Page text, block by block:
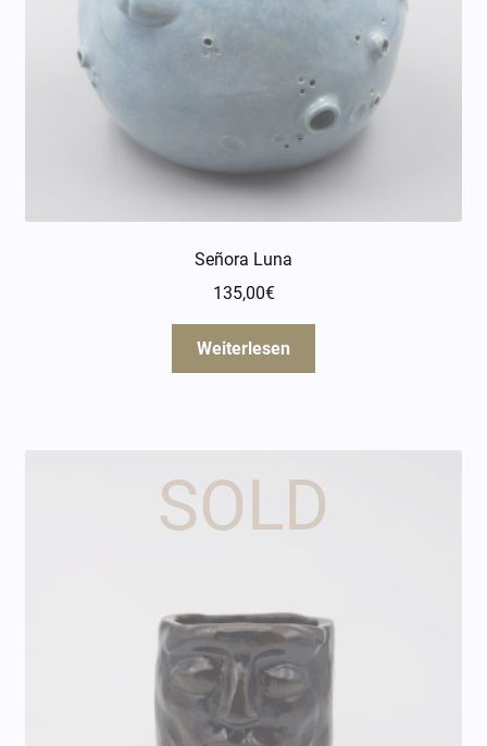
Señora Luna
135,00€
Weiterlesen